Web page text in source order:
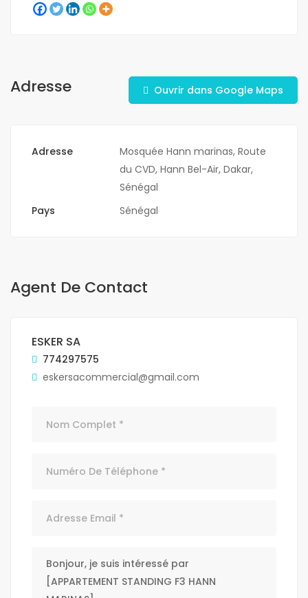
Adresse Ouvrir dans Google Maps
Adresse
Mosquée Hann marinas, Route
du CVD, Hann Bel-Air, Dakar,
Sénégal
Pays
Sénégal
Agent De Contact
ESKER SA
774297575
eskersacommercial@gmail.com